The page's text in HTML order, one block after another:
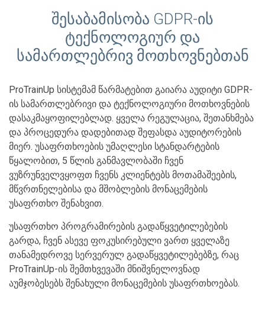
შესაბამისობა GDPR-ის
ტექნოლოგიურ და
სამართლებრივ მოთხოვნებთან
ProTrainUp სისტემამ წარმატებით გაიარა აუდიტი GDPR-
ის სამართლებრივი და ტექნოლოგიური მოთხოვნების
დასაკმაყოფილებლად. ყველა რეგულაცია, შეთანხმება
და პროცედურა დადებითად შეფასდა აუდიტორების
მიერ. უსაფრთხოების უმაღლესი სტანდარტების
წყალობით, 5 წლის განმავლობაში ჩვენ
ვუზრუნველვყოფთ ჩვენს კლიენტებს მოთამაშეების,
მწვრთნელებისა და მშობლების მონაცემების
უსაფრთხო შენახვით.
უსაფრთხო პროგრამირების გადაწყვეტილებების
გარდა, ჩვენ ასევე ფოკუსირებული ვართ ყველაზე
თანამედროვე სერვერულ გადაწყვეტილებებზე, რაც
ProTrainUp-ის შემთხვევაში მნიშვნელოვნად
აუმჯობესებს შენახული მონაცემების უსაფრთხოებას.